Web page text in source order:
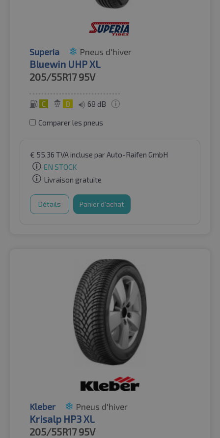
Superia Pneus d'hiver
Bluewin UHP XL
205/55R17 95V
C D 68 dB
Comparer les pneus
€ 55.36 TVA incluse par Auto-Raifen GmbH
EN STOCK
Livraison gratuite
Détails Panier d'achat
Kleber Pneus d'hiver
Krisalp HP3 XL
205/55R17 95V